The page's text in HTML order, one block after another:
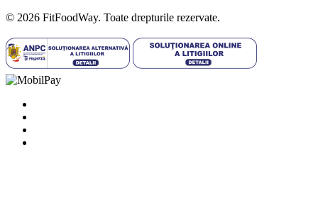
© 2026 FitFoodWay. Toate drepturile rezervate.